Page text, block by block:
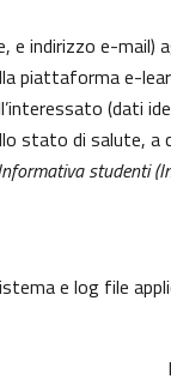
e indirizzo e-
piattaforma e-
(dati
stato di salute, a
studenti
e log file